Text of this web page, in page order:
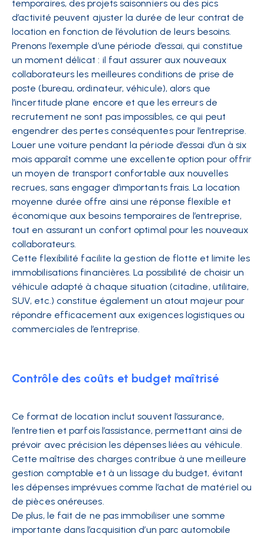
temporaires, des projets saisonniers ou des pics
d’activité peuvent ajuster la durée de leur contrat de
location en fonction de l’évolution de leurs besoins.
Prenons l’exemple d’une période d’essai, qui constitue
un moment délicat : il faut assurer aux nouveaux
collaborateurs les meilleures conditions de prise de
poste (bureau, ordinateur, véhicule), alors que
l’incertitude plane encore et que les erreurs de
recrutement ne sont pas impossibles, ce qui peut
engendrer des pertes conséquentes pour l’entreprise.
Louer une voiture pendant la période d’essai d’un à six
mois apparaît comme une excellente option pour offrir
un moyen de transport confortable aux nouvelles
recrues, sans engager d’importants frais. La location
moyenne durée offre ainsi une réponse flexible et
économique aux besoins temporaires de l’entreprise,
tout en assurant un confort optimal pour les nouveaux
collaborateurs.
Cette flexibilité facilite la gestion de flotte et limite les
immobilisations financières. La possibilité de choisir un
véhicule adapté à chaque situation (citadine, utilitaire,
SUV, etc.) constitue également un atout majeur pour
répondre efficacement aux exigences logistiques ou
commerciales de l’entreprise.
Contrôle des coûts et budget maîtrisé
Ce format de location inclut souvent l’assurance,
l’entretien et parfois l’assistance, permettant ainsi de
prévoir avec précision les dépenses liées au véhicule.
Cette maîtrise des charges contribue à une meilleure
gestion comptable et à un lissage du budget, évitant
les dépenses imprévues comme l’achat de matériel ou
de pièces onéreuses.
De plus, le fait de ne pas immobiliser une somme
importante dans l’acquisition d’un parc automobile